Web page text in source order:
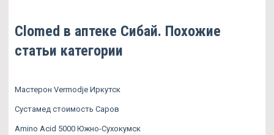
Clomed в аптеке Сибай. Похожие
статьи категории
Мастерон Vermodje Иркутск
Сустамед стоимость Саров
Amino Acid 5000 Южно-Сухокумск